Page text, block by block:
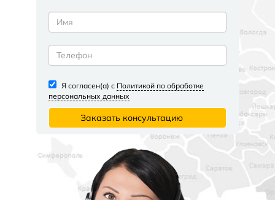
Я согласен(а) с Политикой по обработке
персональных данных
Заказать консультацию